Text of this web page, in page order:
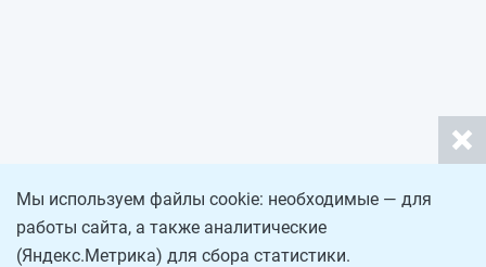
Мы используем файлы cookie: необходимые — для
работы сайта, а также аналитические
(Яндекс.Метрика) для сбора статистики.